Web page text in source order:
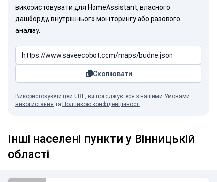
використовувати для HomeAssistant, власного
дашборду, внутрішнього моніторингу або разового
аналізу.
Скопіювати
Використовуючи цей URL, ви погоджуєтеся з нашими Умовами
використання та Політикою конфіденційності.
Інші населені пункти у Вінницькій
області